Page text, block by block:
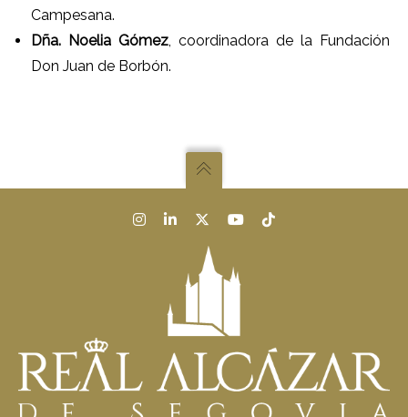
Campesana.
Dña. Noelia Gómez, coordinadora de la Fundación
Don Juan de Borbón.